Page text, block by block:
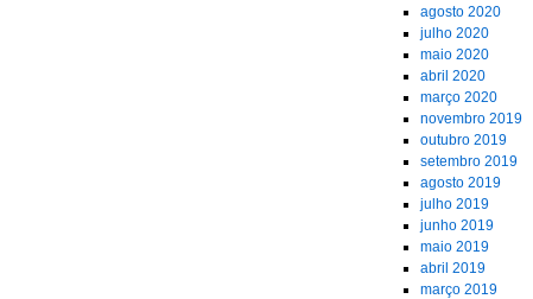
agosto 2020
julho 2020
maio 2020
abril 2020
março 2020
novembro 2019
outubro 2019
setembro 2019
agosto 2019
julho 2019
junho 2019
maio 2019
abril 2019
março 2019